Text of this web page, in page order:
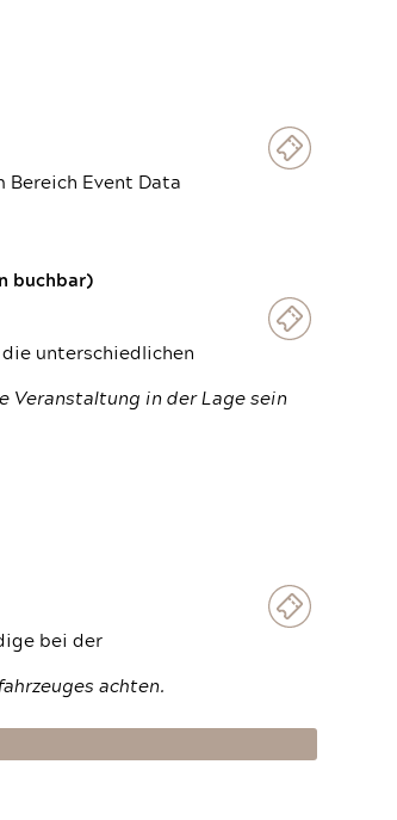
Bereich Event Data
buchbar)
unterschiedlichen
Veranstaltung in der Lage sein
bei der
achten.